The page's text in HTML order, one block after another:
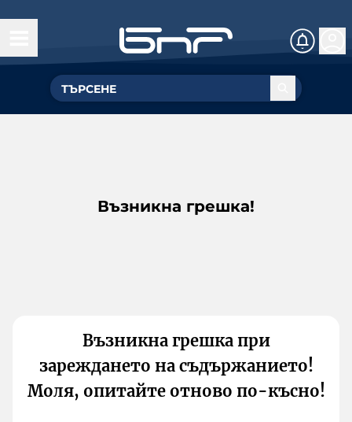
Възникна грешка!
Възникна грешка при
зареждането на съдържанието!
Моля, опитайте отново по-късно!